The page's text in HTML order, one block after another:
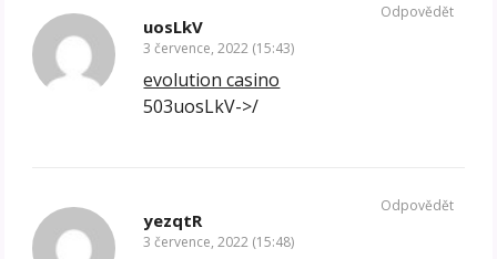
uosLkV
3 července, 2022 (15:43)
evolution casino
503uosLkV->/
Odpovědět
yezqtR
3 července, 2022 (15:48)
Odpovědět